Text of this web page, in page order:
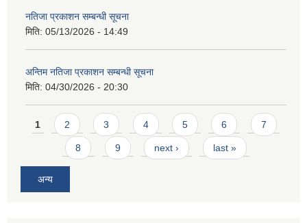
नतिजा प्रकाशन सम्बन्धी सूचना
मिति: 05/13/2026 - 14:49
अन्तिम नतिजा प्रकाशन सम्बन्धी सूचना
मिति: 04/30/2026 - 20:30
Pages
1 2 3 4 5 6 7
8 9 next › last »
अन्य